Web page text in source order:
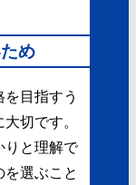
め
目指すう
切です。
りと理解で
を選ぶこと